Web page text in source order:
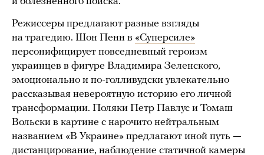
Режиссеры предлагают разные взгляды
на трагедию. Шон Пенн в «Суперсиле»
персонифицирует повседневный героизм
украинцев в фигуре Владимира Зеленского,
эмоционально и по-голливудски увлекательно
рассказывая невероятную историю его личной
трансформации. Поляки Петр Павлус и Томаш
Вольски в картине с нарочито нейтральным
названием «В Украине» предлагают иной путь —
дистанцирование, наблюдение статичной камеры